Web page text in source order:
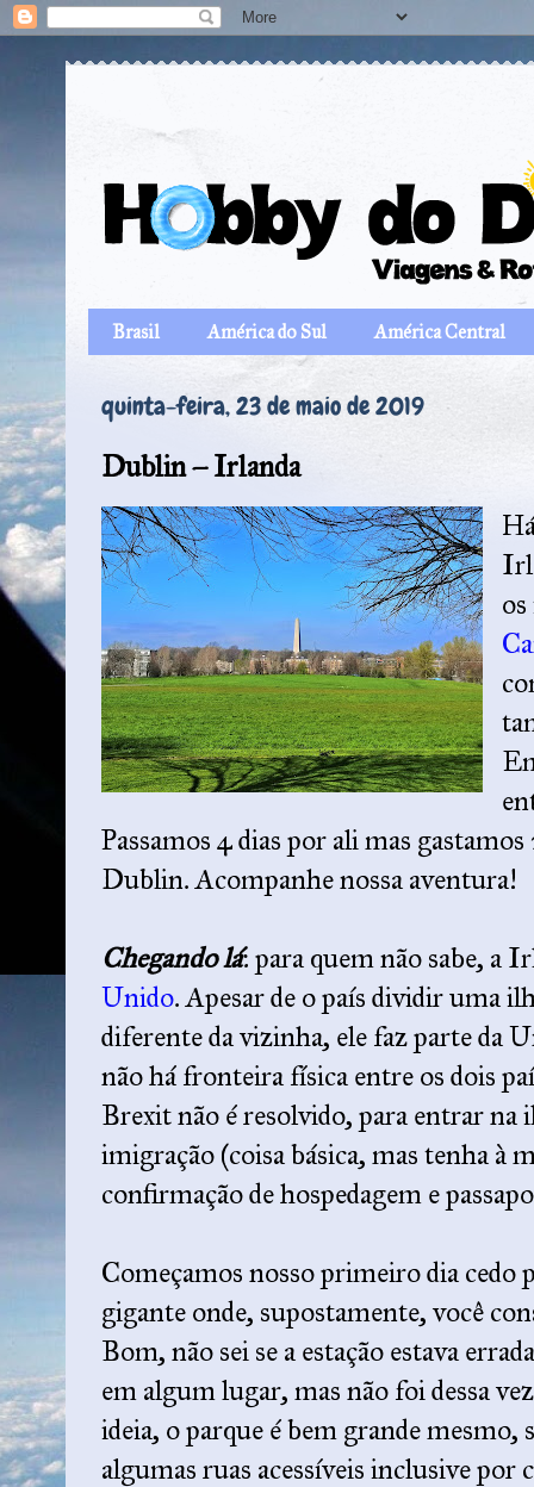
Brasil América do Sul América Central
quinta-feira, 23 de maio de 2019
Dublin – Irlanda
Passamos 4 dias por ali mas
Dublin. Acompanhe nossa aventura!
Chegando lá: para quem não sabe, a
Unido. Apesar de o país dividir uma
diferente da vizinha, ele faz parte da
não há fronteira física entre os dois
Brexit não é resolvido, para entrar na
imigração (coisa básica, mas tenha à
confirmação de hospedagem e
Começamos nosso primeiro dia cedo
gigante onde, supostamente, você
Bom, não sei se a estação estava
em algum lugar, mas não foi dessa
ideia, o parque é bem grande mesmo,
algumas ruas acessíveis inclusive por